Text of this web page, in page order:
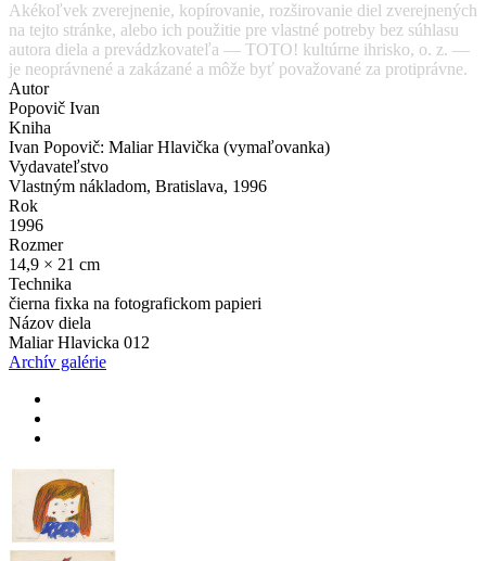
Akékoľvek zverejnenie, kopírovanie, rozširovanie diel zverejnených
na tejto stránke, alebo ich použitie pre vlastné potreby bez súhlasu
autora diela a prevádzkovateľa — TOTO! kultúrne ihrisko, o. z. —
je neoprávnené a zakázané a môže byť považované za protiprávne.
Autor
Popovič Ivan
Kniha
Ivan Popovič: Maliar Hlavička (vymaľovanka)
Vydavateľstvo
Vlastným nákladom, Bratislava, 1996
Rok
1996
Rozmer
14,9 × 21 cm
Technika
čierna fixka na fotografickom papieri
Názov diela
Maliar Hlavicka 012
Archív galérie